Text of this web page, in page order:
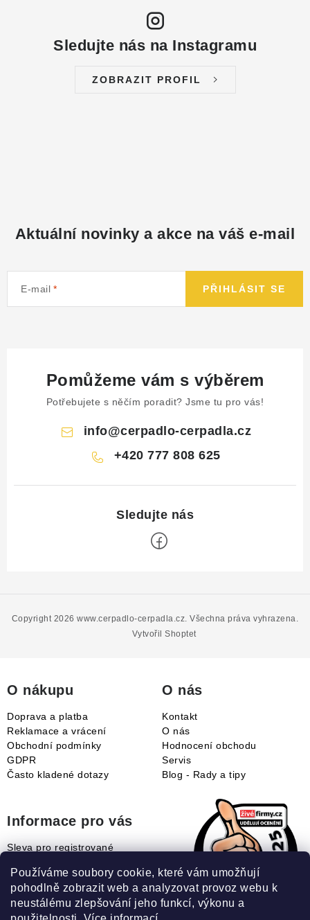
Používáme soubory cookie, které vám umožňují
pohodlně zobrazit web a analyzovat provoz webu k
neustálému zlepšování jeho funkcí, výkonu a
Sledujte nás na Instagramu
ZOBRAZIT PROFIL
Aktuální novinky a akce na váš e-mail
E-mail PŘIHLÁSIT SE
Pomůžeme vám s výběrem
Potřebujete s něčím poradit? Jsme tu pro vás!
info@cerpadlo-cerpadla.cz
+420 777 808 625
Vytvořil Shoptet
Copyright 2026www.cerpadlo-cerpadla.cz . Všechna práva vyhrazena.
O nákupu
Doprava a platba
Reklamace a vrácení
Obchodní podmínky
GDPR
Často kladené dotazy
O nás
Kontakt
O nás
Hodnocení obchodu
Servis
Blog - Rady a tipy
Informace pro vás
Sleva pro registrované
Jak uplatnit slevový kupón?
Jak nakupovat?
Slovník pojmů